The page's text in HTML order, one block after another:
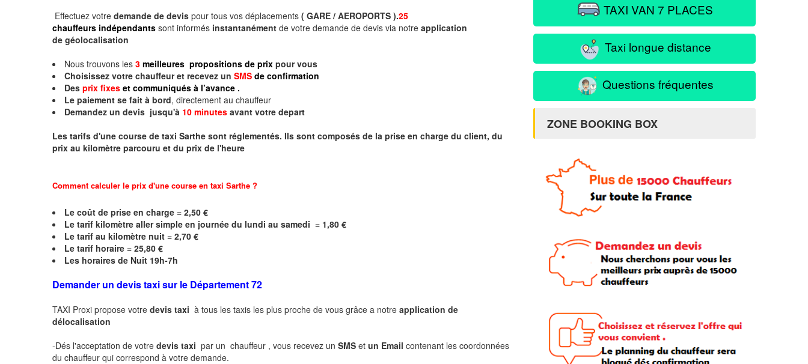
Effectuez votre demande de devis pour tous vos déplacements ( GARE / AEROPORTS ).25
chauffeurs indépendants sont informés instantanément de votre demande de devis via notre application
de géolocalisation
Nous trouvons les 3 meilleures propositions de prix pour vous
Choisissez votre chauffeur et recevez un SMS de confirmation
Des prix fixes et communiqués à l’avance .
Le paiement se fait à bord, directement au chauffeur
Demandez un devis jusqu'à 10 minutes avant votre depart
Les tarifs d'une course de taxi Sarthe sont réglementés. Ils sont composés de la prise en charge du client, du
prix au kilomètre parcouru et du prix de l'heure
Comment calculer le prix d'une course en taxi Sarthe ?
Le coût de prise en charge = 2,50 €
Le tarif kilomètre aller simple en journée du lundi au samedi = 1,80 €
Le tarif au kilomètre nuit = 2,70 €
Le tarif horaire = 25,80 €
Les horaires de Nuit 19h-7h
Demander un devis taxi sur le Département 72
TAXI Proxi propose votre devis taxi à tous les taxis les plus proche de vous grâce a notre application de
délocalisation
-Dés l'acceptation de votre devis taxi par un chauffeur , vous recevez un SMS et un Email contenant les coordonnées
du chauffeur qui correspond à votre demande.
TAXI VAN 7 PLACES
Taxi longue distance
Questions fréquentes
ZONE BOOKING BOX